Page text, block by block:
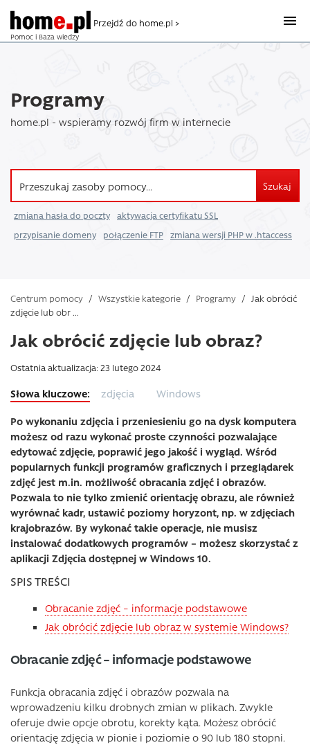
Pomoc i Baza wiedzy
Przejdź do home.pl >
Programy
home.pl - wspieramy rozwój firm w internecie
Szukaj
zmiana hasła do poczty
aktywacja certyfikatu SSL
przypisanie domeny
połączenie FTP zmiana wersji PHP w .htaccess
Centrum pomocy / Wszystkie kategorie / Programy /
Jak obrócić
zdjęcie lub obr ...
Jak obrócić zdjęcie lub obraz?
Ostatnia aktualizacja: 23 lutego 2024
zdjęcia
Windows
Po wykonaniu zdjęcia i przeniesieniu go na dysk komputera
możesz od razu wykonać proste czynności pozwalające
edytować zdjęcie, poprawić jego jakość i wygląd. Wśród
popularnych funkcji programów graficznych i przeglądarek
zdjęć jest m.in. możliwość obracania zdjęć i obrazów.
Pozwala to nie tylko zmienić orientację obrazu, ale również
wyrównać kadr, ustawić poziomy horyzont, np. w zdjęciach
krajobrazów. By wykonać takie operacje, nie musisz
instalować dodatkowych programów – możesz skorzystać z
aplikacji Zdjęcia dostępnej w Windows 10.
SPIS TREŚCI
Obracanie zdjęć – informacje podstawowe
Jak obrócić zdjęcie lub obraz w systemie Windows?
Obracanie zdjęć – informacje podstawowe
Funkcja obracania zdjęć i obrazów pozwala na
wprowadzeniu kilku drobnych zmian w plikach. Zwykle
oferuje dwie opcje obrotu, korekty kąta. Możesz obrócić
orientację zdjęcia w pionie i poziomie o 90 lub 180 stopni.